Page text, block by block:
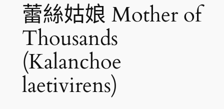
蕾絲姑娘 Mother of
Thousands
(Kalanchoe
laetivirens)